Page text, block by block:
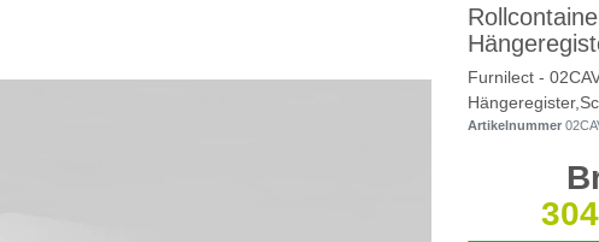
Furnilect -
Artikelnummer